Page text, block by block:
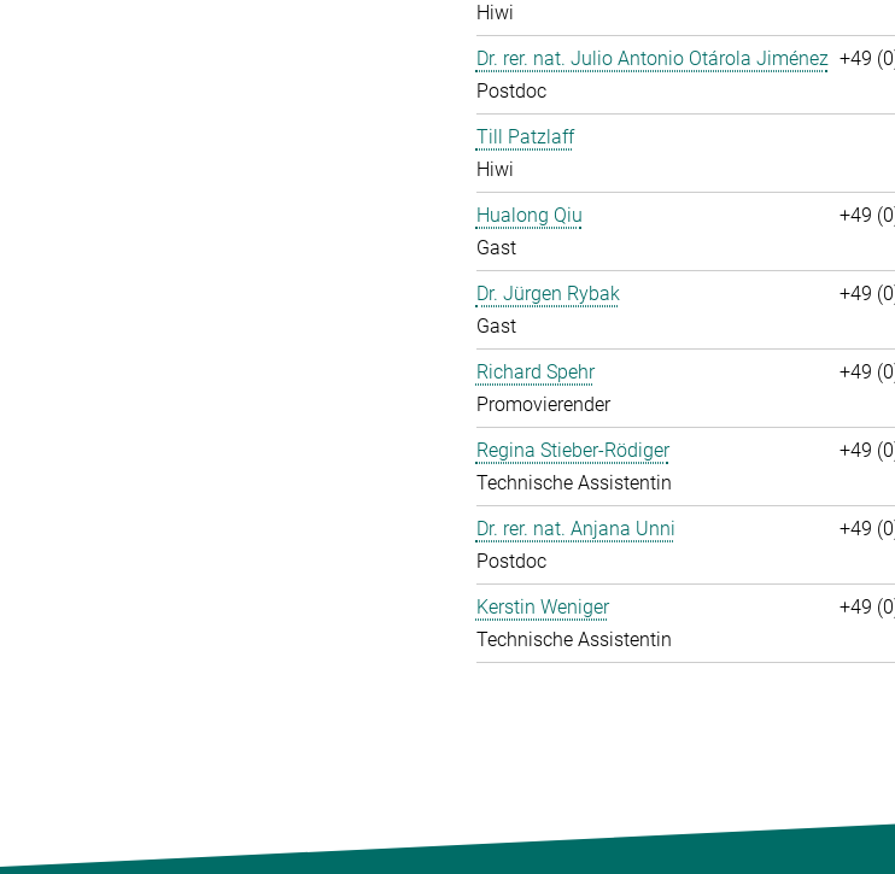
Hiwi
Dr. rer. nat. Julio Antonio Otárola Jiménez
Postdoc
+49
Till Patzlaff
Hiwi
Hualong Qiu
Gast
+49
Dr. Jürgen Rybak
Gast
+49
Richard Spehr
Promovierender
+49
Regina Stieber-Rödiger
Technische Assistentin
+49
Dr. rer. nat. Anjana Unni
Postdoc
+49
Kerstin Weniger
Technische Assistentin
+49